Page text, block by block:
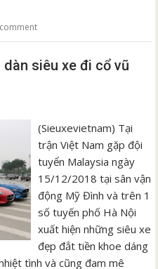
siêu xe đi cổ vũ
(Sieuxevietnam) Tại
trận Việt Nam gặp đội
tuyển Malaysia ngày
15/12/2018 tại sân vận
động Mỹ Đình và trên 1
số tuyến phố Hà Nội
xuất hiện những siêu xe
đẹp đắt tiền khoe dáng
tình và cũng đam mê